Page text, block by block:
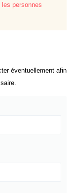
personnes
éventuellement afin